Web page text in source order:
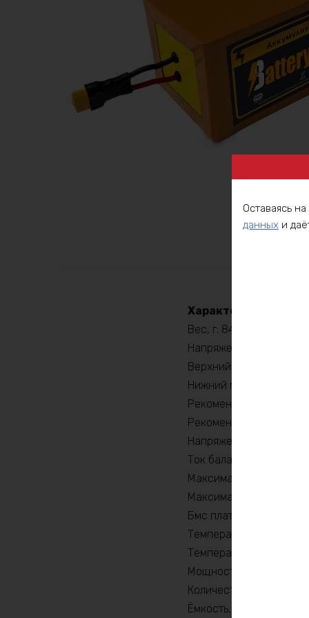
Характеристики:
Вес, г: 84960
Напряжение заряда, V:
Верхний порог
Нижний порог
Рекомендуемый
Рекомендуемый
Напряжение, V: 36
Ток балансировки, mA:
Максимальный
Максимальный
Бмс плата -ток
Температура разряда,
Температура заряда,
Мощность, Вт: 2160
Количество циклов:
Ёмкость, Ah: 320
Оставаясь
данных и